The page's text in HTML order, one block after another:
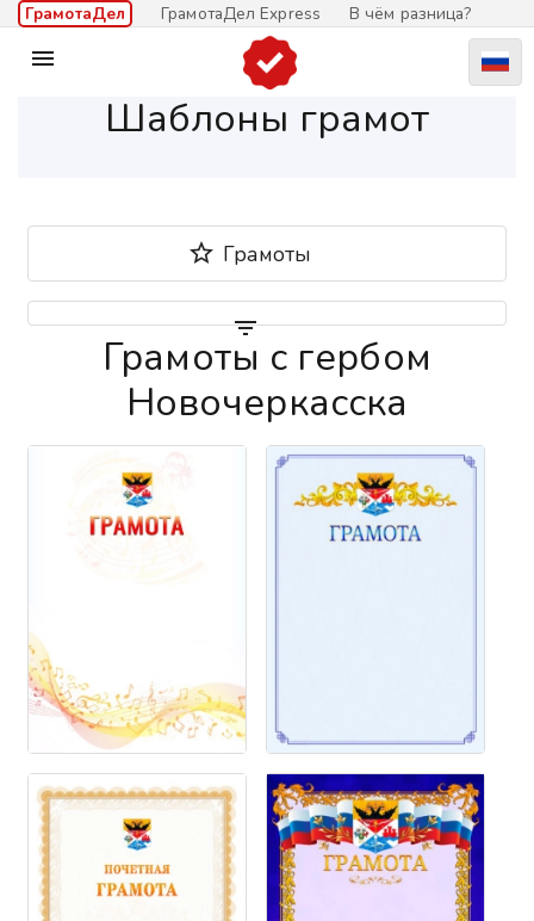
ГрамотаДел ГрамотаДел Express В чём разница?

Шаблоны грамот
 Грамоты

Грамоты с гербом
Новочеркасска